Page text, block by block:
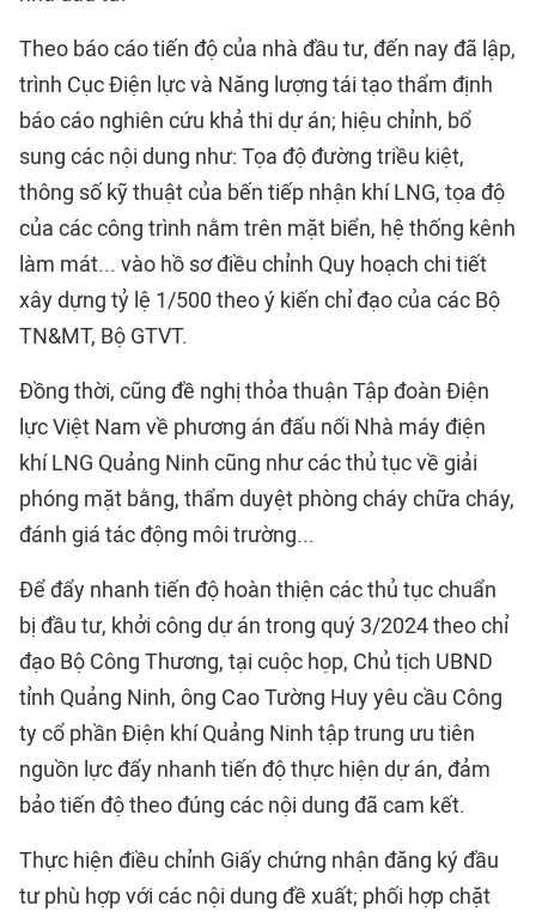
Theo báo cáo tiến độ của nhà đầu tư, đến nay đã lập,
trình Cục Điện lực và Năng lượng tái tạo thẩm định
báo cáo nghiên cứu khả thi dự án; hiệu chỉnh, bổ
sung các nội dung như: Tọa độ đường triều kiệt,
thông số kỹ thuật của bến tiếp nhận khí LNG, tọa độ
của các công trình nằm trên mặt biển, hệ thống kênh
làm mát... vào hồ sơ điều chỉnh Quy hoạch chi tiết
xây dựng tỷ lệ 1/500 theo ý kiến chỉ đạo của các Bộ
TN&MT, Bộ GTVT.
Đồng thời, cũng đề nghị thỏa thuận Tập đoàn Điện
lực Việt Nam về phương án đấu nối Nhà máy điện
khí LNG Quảng Ninh cũng như các thủ tục về giải
phóng mặt bằng, thẩm duyệt phòng cháy chữa cháy,
đánh giá tác động môi trường...
Để đẩy nhanh tiến độ hoàn thiện các thủ tục chuẩn
bị đầu tư, khởi công dự án trong quý 3/2024 theo chỉ
đạo Bộ Công Thương, tại cuộc họp, Chủ tịch UBND
tỉnh Quảng Ninh, ông Cao Tường Huy yêu cầu Công
ty cổ phần Điện khí Quảng Ninh tập trung ưu tiên
nguồn lực đẩy nhanh tiến độ thực hiện dự án, đảm
bảo tiến độ theo đúng các nội dung đã cam kết.
Thực hiện điều chỉnh Giấy chứng nhận đăng ký đầu
tư phù hợp với các nội dung đề xuất; phối hợp chặt